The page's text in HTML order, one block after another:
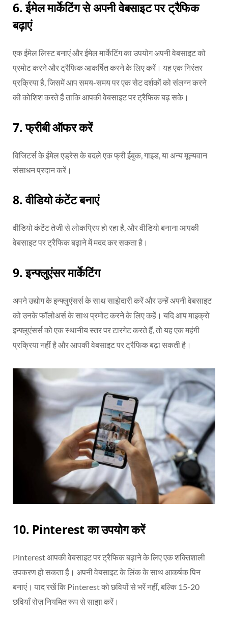
6.ईमेल मार्केटिंग से अपनी वेबसाइट पर ट्रैफिक
बढ़ाएं
एक ईमेल लिस्ट बनाएं और ईमेल मार्केटिंग का उपयोग अपनी वेबसाइट को
प्रमोट करने और ट्रैफिक आकर्षित करने के लिए करें। यह एक निरंतर
प्रक्रिया है, जिसमें आप समय-समय पर एक सेट दर्शकों को संलग्न करने
की कोशिश करते हैं ताकि आपकी वेबसाइट पर ट्रैफिक बढ़ सके।
7.फ्रीबी ऑफर करें
विजिटर्स के ईमेल एड्रेस के बदले एक फ्री ईबुक, गाइड, या अन्य मूल्यवान
संसाधन प्रदान करें।
8.वीडियो कंटेंट बनाएं
वीडियो कंटेंट तेजी से लोकप्रिय हो रहा है, और वीडियो बनाना आपकी
वेबसाइट पर ट्रैफिक बढ़ाने में मदद कर सकता है।
9. इन्फ्लुएंसर मार्केटिंग
अपने उद्योग के इन्फ्लुएंसर्स के साथ साझेदारी करें और उन्हें अपनी वेबसाइट
को उनके फॉलोअर्स के साथ प्रमोट करने के लिए कहें। यदि आप माइक्रो
इन्फ्लुएंसर्स को एक स्थानीय स्तर पर टारगेट करते हैं, तो यह एक महंगी
प्रक्रिया नहीं है और आपकी वेबसाइट पर ट्रैफिक बढ़ा सकती है।
10. Pinterest का उपयोग करें
Pinterest आपकी वेबसाइट पर ट्रैफिक बढ़ाने के लिए एक शक्तिशाली
उपकरण हो सकता है। अपनी वेबसाइट के लिंक के साथ आकर्षक पिन
बनाएं। याद रखें कि Pinterest को छवियों से भरें नहीं, बल्कि 15-20
छवियाँ रोज़ नियमित रूप से साझा करें।